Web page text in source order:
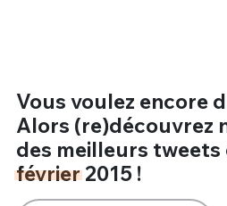
Vous voulez encore
Alors (re)découvrez
des meilleurs
février2015 !